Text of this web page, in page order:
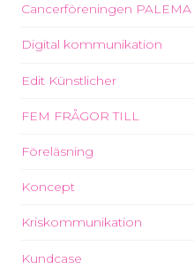
Cancerföreningen PALEMA
Digital kommunikation
Edit Künstlicher
FEM FRÅGOR TILL
Föreläsning
Koncept
Kriskommunikation
Kundcase